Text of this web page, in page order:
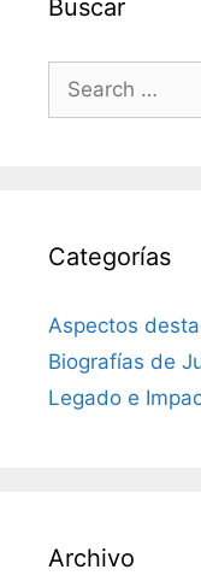
Buscar
for:
Categorías
Aspectos
Biografías de
Legado e
Archivo